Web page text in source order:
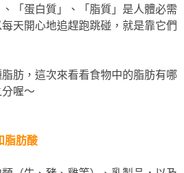
「蛋白質」、「脂質」是人體必需
天開心地追趕跑跳碰，就是靠它們
肪，這次來看看食物中的脂肪有哪
喔～
脂肪酸